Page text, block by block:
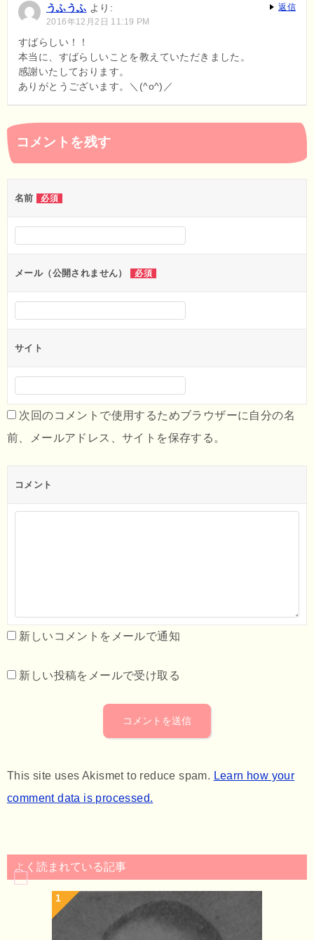
ョ
うふうふ より:
2016年12月2日 11:19 PM
すばらしい！！
本当に、すばらしいことを教えていただきました。
感謝いたしております。
ありがとうございます。＼(^o^)／
返信
コメントを残す
名前 必須
メール（公開されません） 必須
サイト
次回のコメントで使用するためブラウザーに自分の名
前、メールアドレス、サイトを保存する。
コメント
新しいコメントをメールで通知
新しい投稿をメールで受け取る
This site uses Akismet to reduce spam. Learn how your
comment data is processed.
よく読まれている記事